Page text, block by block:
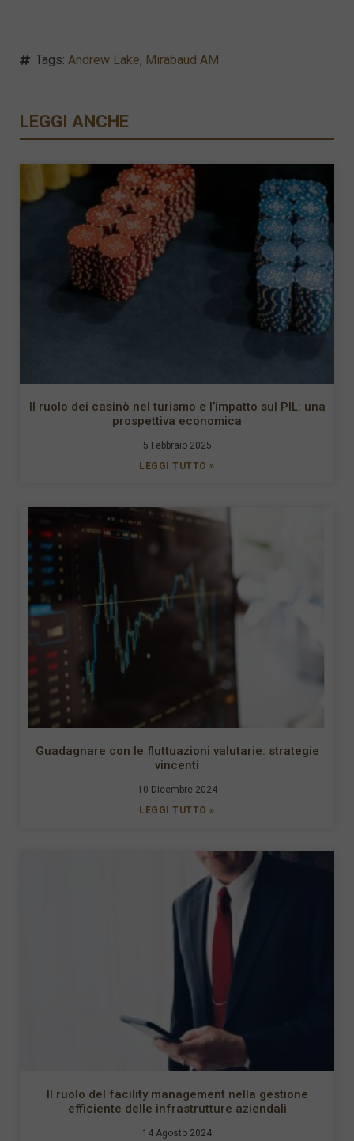
Tags: Andrew Lake, Mirabaud AM
LEGGI ANCHE
Il ruolo dei casinò nel turismo e l’impatto sul PIL: una
prospettiva economica
5 Febbraio 2025
LEGGI TUTTO »
Guadagnare con le fluttuazioni valutarie: strategie
vincenti
10 Dicembre 2024
LEGGI TUTTO »
Il ruolo del facility management nella gestione
efficiente delle infrastrutture aziendali
14 Agosto 2024